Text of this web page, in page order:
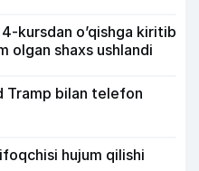
kursdan o’qishga kiritib
olgan shaxs ushlandi
Tramp bilan telefon
hujum qilishi